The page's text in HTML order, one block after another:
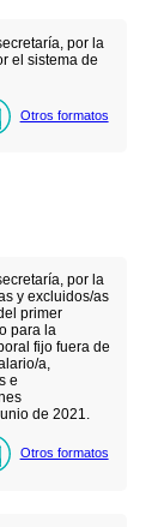
por la
el sistema de
Otros formatos
por la
y excluidos/as
primer
para la
fijo fuera de
a,
e
de 2021.
Otros formatos